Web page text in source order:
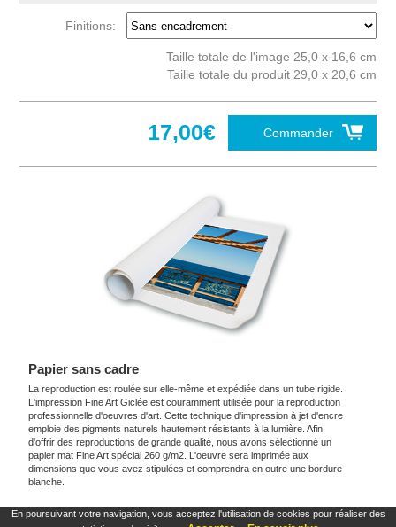
En poursuivant votre navigation, vous acceptez l'utilisation de cookies pour réaliser des
Finitions:
Taille totale de l'image 25,0 x 16,6 cm
Taille totale du produit 29,0 x 20,6 cm
Commander
17,00€
Papier sans cadre
La reproduction est roulée sur elle-même et expédiée dans un tube rigide.
L'impression Fine Art Giclée est couramment utilisée pour la reproduction
professionnelle d'oeuvres d'art. Cette technique d'impression à jet d'encre
emploie des pigments naturels hautement résistants à la lumière. Afin
d'offrir des reproductions de grande qualité, nous avons sélectionné un
papier mat Fine Art spécial 260 g/m2. L'oeuvre sera imprimée aux
dimensions que vous avez stipulées et comprendra en outre une bordure
blanche.
Ces produits sont exclusifs et originaux qui reproduisent avec fidélité maximale à